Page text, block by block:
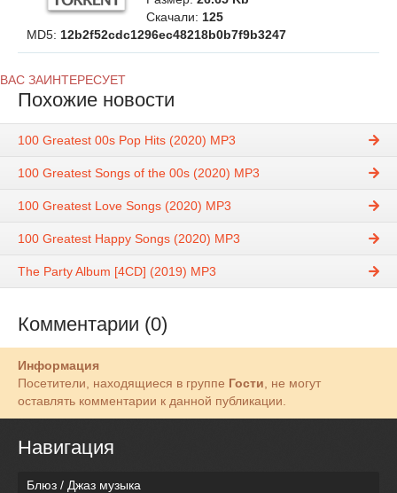
Скачали: 125
MD5: 12b2f52cdc1296ec48218b0b7f9b3247
ВАС ЗАИНТЕРЕСУЕТ
Похожие новости
100 Greatest 00s Pop Hits (2020) MP3
100 Greatest Songs of the 00s (2020) MP3
100 Greatest Love Songs (2020) MP3
100 Greatest Happy Songs (2020) MP3
The Party Album [4CD] (2019) MP3
Комментарии (0)
Информация
Посетители, находящиеся в группе Гости, не могут
оставлять комментарии к данной публикации.
Навигация
Блюз / Джаз музыка